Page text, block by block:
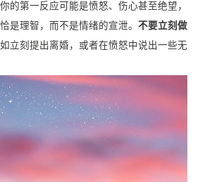
的第一反应可能是愤怒、伤心甚至绝望，
是理智，而不是情绪的宣泄。 不要立刻做
立刻提出离婚，或者在愤怒中说出一些无